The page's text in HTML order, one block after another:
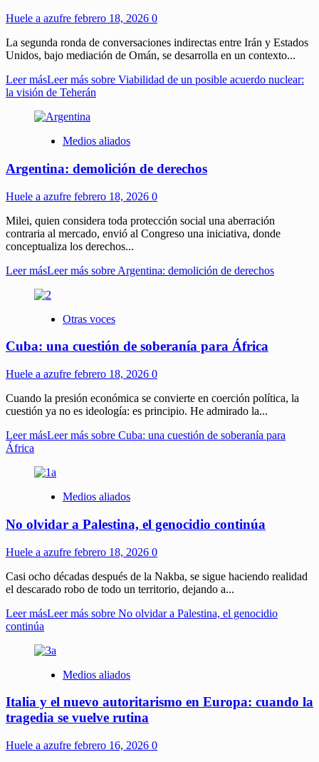
Huele a azufre febrero 18, 2026 0
La segunda ronda de conversaciones indirectas entre Irán y Estados
Unidos, bajo mediación de Omán, se desarrolla en un contexto...
Leer másLeer más sobre Viabilidad de un posible acuerdo nuclear:
la visión de Teherán
Medios aliados
Argentina: demolición de derechos
Huele a azufre febrero 18, 2026 0
Milei, quien considera toda protección social una aberración
contraria al mercado, envió al Congreso una iniciativa, donde
conceptualiza los derechos...
Leer másLeer más sobre Argentina: demolición de derechos
Otras voces
Cuba: una cuestión de soberanía para África
Huele a azufre febrero 18, 2026 0
Cuando la presión económica se convierte en coerción política, la
cuestión ya no es ideología: es principio. He admirado la...
Leer másLeer más sobre Cuba: una cuestión de soberanía para
África
Medios aliados
No olvidar a Palestina, el genocidio continúa
Huele a azufre febrero 18, 2026 0
Casi ocho décadas después de la Nakba, se sigue haciendo realidad
el descarado robo de todo un territorio, dejando a...
Leer másLeer más sobre No olvidar a Palestina, el genocidio
continúa
Medios aliados
Italia y el nuevo autoritarismo en Europa: cuando la
tragedia se vuelve rutina
Huele a azufre febrero 16, 2026 0